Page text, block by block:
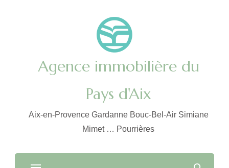
Agence immobilière du
Pays d'Aix
Aix-en-Provence Gardanne Bouc-Bel-Air Simiane
Mimet … Pourrières